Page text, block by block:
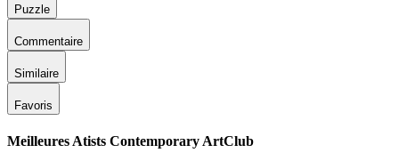
Puzzle
Commentaire
Similaire
Favoris
Meilleures Atists Contemporary ArtClub